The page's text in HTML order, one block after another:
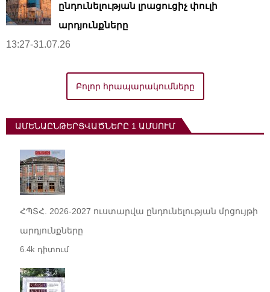
ընդունելության լրացուցիչ փուլի
արդյունքները
13:27-31.07.26
Բոլոր հրապարակումները
ԱՄԵՆԱԸՆԹԵՐՑՎԱԾՆԵՐԸ 1 ԱՄՍՈՒՄ
ՀՊՏՀ. 2026-2027 ուստարվա ընդունելության մրցույթի
արդյունքները
6.4k դիտում